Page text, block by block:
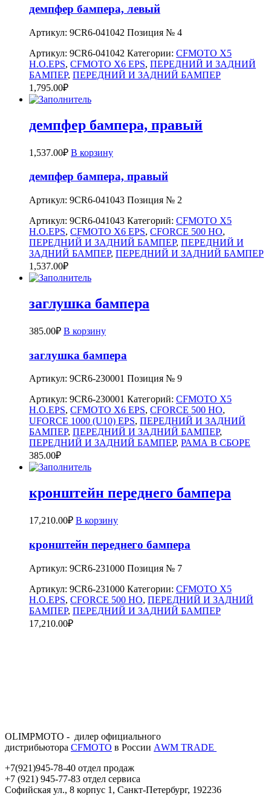
демпфер бампера, левый
Артикул: 9CR6-041042 Позиция № 4
Артикул: 9CR6-041042 Категории: CFMOTO X5
H.O.EPS, CFMOTO X6 EPS, ПЕРЕДНИЙ И ЗАДНИЙ
БАМПЕР, ПЕРЕДНИЙ И ЗАДНИЙ БАМПЕР
1,795.00₽
демпфер бампера, правый
1,537.00₽ В корзину
демпфер бампера, правый
Артикул: 9CR6-041043 Позиция № 2
Артикул: 9CR6-041043 Категорий: CFMOTO X5
H.O.EPS, CFMOTO X6 EPS, CFORCE 500 HO,
ПЕРЕДНИЙ И ЗАДНИЙ БАМПЕР, ПЕРЕДНИЙ И
ЗАДНИЙ БАМПЕР, ПЕРЕДНИЙ И ЗАДНИЙ БАМПЕР
1,537.00₽
заглушка бампера
385.00₽ В корзину
заглушка бампера
Артикул: 9CR6-230001 Позиция № 9
Артикул: 9CR6-230001 Категорий: CFMOTO X5
H.O.EPS, CFMOTO X6 EPS, CFORCE 500 HO,
UFORCE 1000 (U10) EPS, ПЕРЕДНИЙ И ЗАДНИЙ
БАМПЕР, ПЕРЕДНИЙ И ЗАДНИЙ БАМПЕР,
ПЕРЕДНИЙ И ЗАДНИЙ БАМПЕР, РАМА В СБОРЕ
385.00₽
кронштейн переднего бампера
17,210.00₽ В корзину
кронштейн переднего бампера
Артикул: 9CR6-231000 Позиция № 7
Артикул: 9CR6-231000 Категории: CFMOTO X5
H.O.EPS, CFORCE 500 HO, ПЕРЕДНИЙ И ЗАДНИЙ
БАМПЕР, ПЕРЕДНИЙ И ЗАДНИЙ БАМПЕР
17,210.00₽
OLIMPMOTO - дилер официального
дистрибьютора CFMOTO в России АWМ TRADE
+7(921)945-78-40 отдел продаж
+7 (921) 945-77-83 отдел сервиса
Софийская ул., 8 корпус 1, Санкт-Петербург, 192236